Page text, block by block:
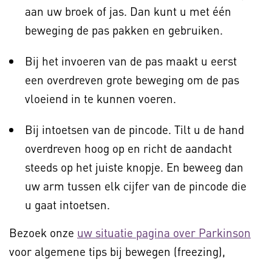
aan uw broek of jas. Dan kunt u met één
beweging de pas pakken en gebruiken.
Bij het invoeren van de pas maakt u eerst
een overdreven grote beweging om de pas
vloeiend in te kunnen voeren.
Bij intoetsen van de pincode. Tilt u de hand
overdreven hoog op en richt de aandacht
steeds op het juiste knopje. En beweeg dan
uw arm tussen elk cijfer van de pincode die
u gaat intoetsen.
Bezoek onze uw situatie pagina over Parkinson
voor algemene tips bij bewegen (freezing),